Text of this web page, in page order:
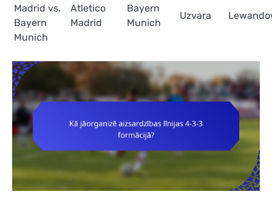
Madrid vs.
Bayern
Munich
Atletico
Madrid
Bayern
Munich
Uzvara